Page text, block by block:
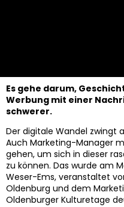
Es gehe darum,
Werbung mit einer
schwerer.
Der digitale Wandel zwingt
Auch Marketing-Manager
gehen, um sich in dieser
zu können. Das wurde am
Weser-Ems, veranstaltet
Oldenburg und dem
Oldenburger Kulturetage